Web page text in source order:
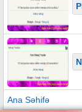
Ana Səhifə